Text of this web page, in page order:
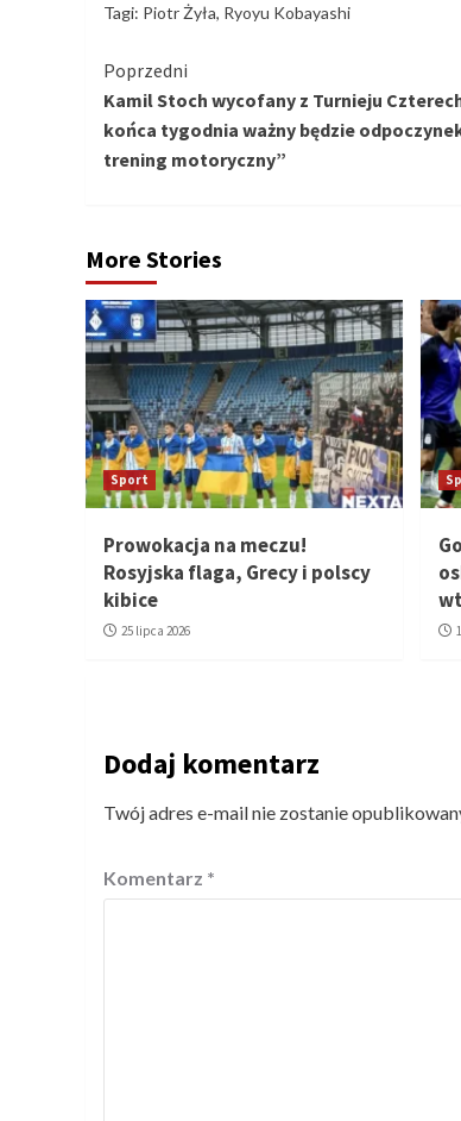
Tagi: Piotr Żyła, Ryoyu Kobayashi
Kontynuuj
czytanie
Poprzedni
Kamil Stoch wycofany z Turnieju
końca tygodnia ważny będzie
trening motoryczny”
More Stories
Sport
Prowokacja na meczu!
Rosyjska flaga, Grecy i polscy
kibice
25 lipca 2026
Dodaj komentarz
Twój adres e-mail nie zostanie
Komentarz *